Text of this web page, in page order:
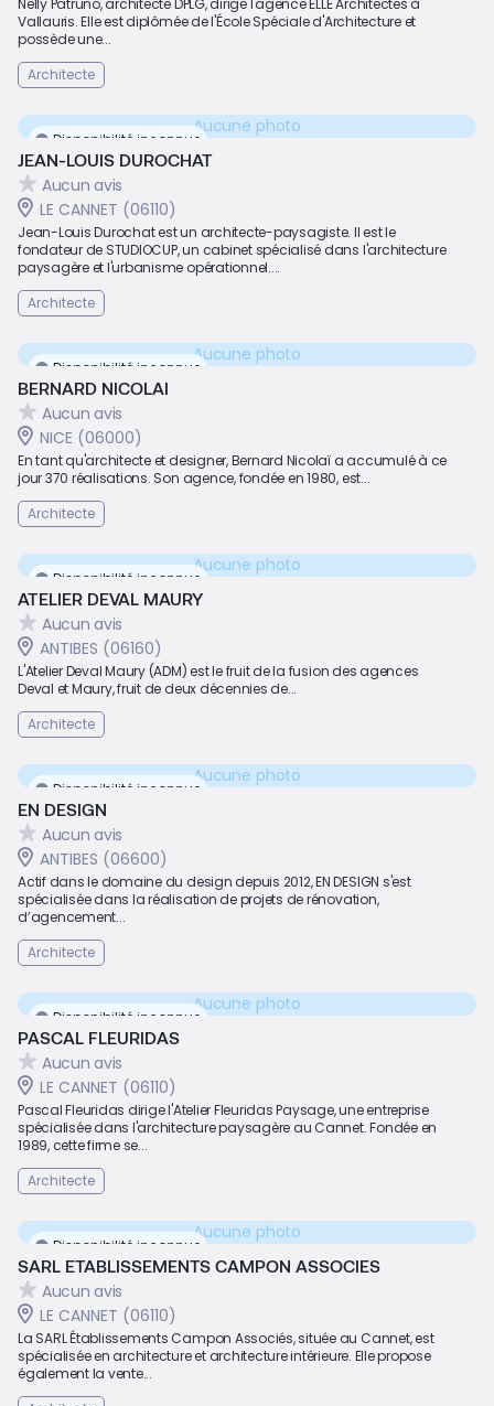
Nelly Patruno, architecte DPLG, dirige l'agence ELLE Architectes à
Vallauris. Elle est diplômée de l'École Spéciale d'Architecture et
possède une...
Architecte
Disponibilité inconnue
Aucune photo
JEAN-LOUIS DUROCHAT
Aucun avis
LE CANNET (06110)
Jean-Louis Durochat est un architecte-paysagiste. Il est le
fondateur de STUDIOCUP, un cabinet spécialisé dans l'architecture
paysagère et l'urbanisme opérationnel....
Architecte
Disponibilité inconnue
Aucune photo
BERNARD NICOLAI
Aucun avis
NICE (06000)
En tant qu'architecte et designer, Bernard Nicolaï a accumulé à ce
jour 370 réalisations. Son agence, fondée en 1980, est...
Architecte
Disponibilité inconnue
Aucune photo
ATELIER DEVAL MAURY
Aucun avis
ANTIBES (06160)
L'Atelier Deval Maury (ADM) est le fruit de la fusion des agences
Deval et Maury, fruit de deux décennies de...
Architecte
Disponibilité inconnue
Aucune photo
EN DESIGN
Aucun avis
ANTIBES (06600)
Actif dans le domaine du design depuis 2012, EN DESIGN s'est
spécialisée dans la réalisation de projets de rénovation,
d’agencement...
Architecte
Disponibilité inconnue
Aucune photo
PASCAL FLEURIDAS
Aucun avis
LE CANNET (06110)
Pascal Fleuridas dirige l'Atelier Fleuridas Paysage, une entreprise
spécialisée dans l'architecture paysagère au Cannet. Fondée en
1989, cette firme se...
Architecte
Disponibilité inconnue
Aucune photo
SARL ETABLISSEMENTS CAMPON ASSOCIES
Aucun avis
LE CANNET (06110)
La SARL Établissements Campon Associés, située au Cannet, est
spécialisée en architecture et architecture intérieure. Elle propose
également la vente...